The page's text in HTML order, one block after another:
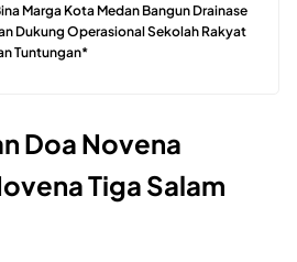
Marga Kota Medan Bangun Drainase
Dukung Operasional Sekolah Rakyat
Tuntungan*
Doa Novena
Tiga Salam